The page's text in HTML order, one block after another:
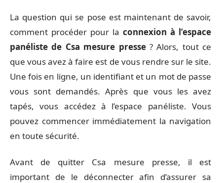
La question qui se pose est maintenant de savoir,
comment procéder pour la connexion à l’espace
panéliste de Csa mesure presse? Alors, tout ce
que vous avez à faire est de vous rendre sur le site.
Une fois en ligne, un identifiant et un mot de passe
vous sont demandés. Après que vous les avez
tapés, vous accédez à l’espace panéliste. Vous
pouvez commencer immédiatement la navigation
en toute sécurité.
Avant de quitter Csa mesure presse, il est
important de le déconnecter afin d’assurer sa